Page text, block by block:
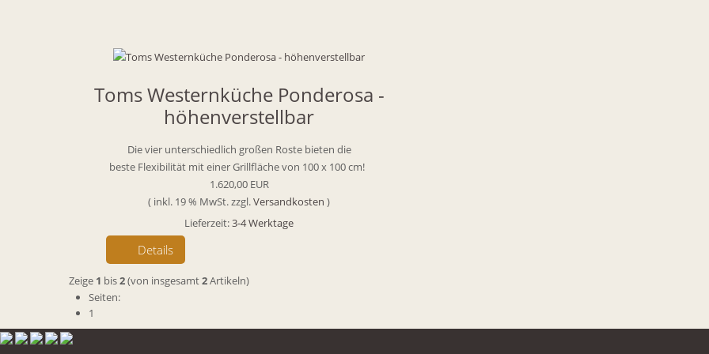
Toms Westernküche Ponderosa -
höhenverstellbar
Die vier unterschiedlich großen Roste bieten die
beste Flexibilität mit einer Grillfläche von 100 x 100 cm!
1.620,00 EUR
( inkl. 19 % MwSt. zzgl.Versandkosten )
Lieferzeit:3-4 Werktage
Details
Zeige 1 bis2(von insgesamt2Artikeln)
Seiten:
1